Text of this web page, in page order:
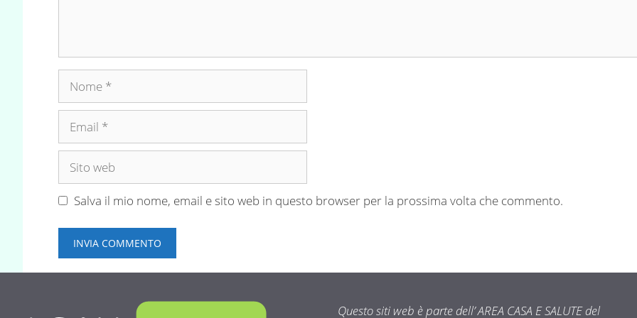
Nome
Email
Sito
Salva il mio nome, email e sito web in questo browser per la prossima volta che commento.
Questo siti web è parte dell’ AREA CASA E SALUTE del